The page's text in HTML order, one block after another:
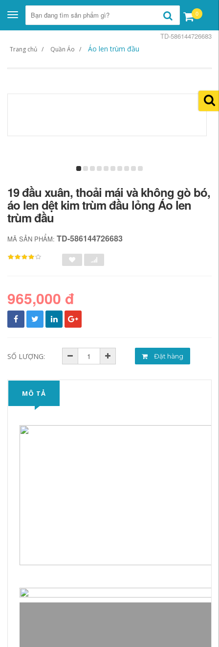
Toggle
navigation
0
Trang chủ Quần Áo Áo len trùm đầu
TD-586144726683
19 đầu xuân, thoải mái và không gò bó,
áo len dệt kim trùm đầu lỏng Áo len
trùm đầu
MÃ SẢN PHẨM: TD-586144726683
965,000 đ
SỐ LƯỢNG: Đặt hàng
MÔ TẢ